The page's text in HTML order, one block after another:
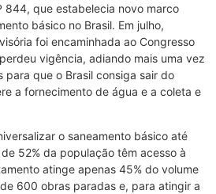
844, que estabelecia novo marco
básico no Brasil. Em julho,
foi encaminhada ao Congresso
vigência, adiando mais uma vez
para que o Brasil consiga sair do
a fornecimento de água e a coleta e
o saneamento básico até
52% da população têm acesso à
atinge apenas 45% do volume
600 obras paradas e, para atingir a